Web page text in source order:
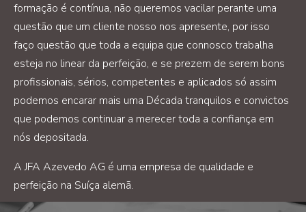
formação é contínua, não queremos vacilar perante uma
questão que um cliente nosso nos apresente, por isso
faço questão que toda a equipa que connosco trabalha
esteja no linear da perfeição, e se prezem de serem bons
profissionais, sérios, competentes e aplicados só assim
podemos encarar mais uma Década tranquilos e convictos
que podemos continuar a merecer toda a confiança em
nós depositada.
A JFA Azevedo AG é uma empresa de qualidade e
perfeição na Suíça alemã.